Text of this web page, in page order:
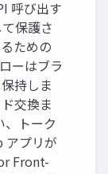
呼び出す
保護さ
ための
ーはブラ
持しま
交換ま
、トーク
アプリが
Front-